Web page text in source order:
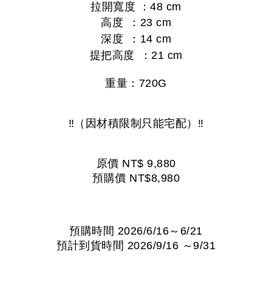
拉開寬度
：48 cm
高度
： 23 cm
深度
： 14 cm
提把高度
： 21 cm
重量： 720G
‼️（因材積限制只能宅配）‼️
原價 NT$ 9,880
預購價 NT$8,980
預購時間 2026/6/16～ 6/21
預計到貨時間 2026/9/16 ～ 9/31